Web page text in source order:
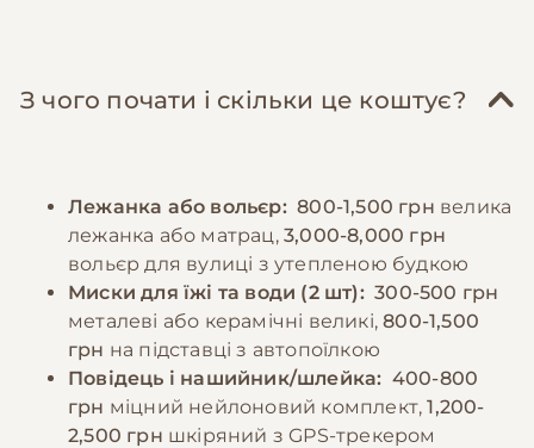
З чого почати і скільки це коштує?
Лежанка або вольєр: 800-1,500 грн велика
лежанка або матрац, 3,000-8,000 грн
вольєр для вулиці з утепленою будкою
Миски для їжі та води (2 шт): 300-500 грн
металеві або керамічні великі,800-1,500
грн на підставці з автопоїлкою
Повідець і нашийник/шлейка: 400-800
грн міцний нейлоновий комплект,1,200-
2,500 грн шкіряний з GPS-трекером